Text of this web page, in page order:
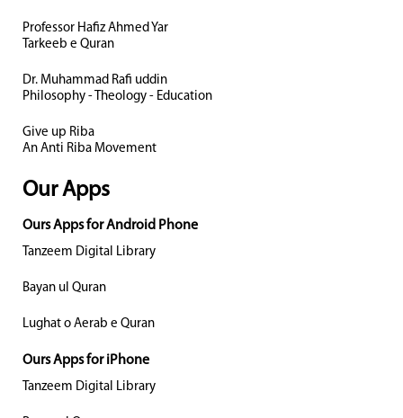
Professor Hafiz Ahmed Yar
Tarkeeb e Quran
Dr. Muhammad Rafi uddin
Philosophy - Theology - Education
Give up Riba
An Anti Riba Movement
Our Apps
Ours Apps for Android Phone
Tanzeem Digital Library
Bayan ul Quran
Lughat o Aerab e Quran
Ours Apps for iPhone
Tanzeem Digital Library